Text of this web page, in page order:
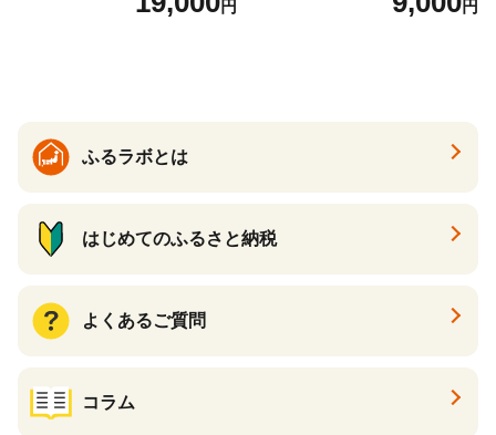
円
26年6月下旬から7月上旬発円
ふるラボとは
はじめてのふるさと納税
よくあるご質問
コラム